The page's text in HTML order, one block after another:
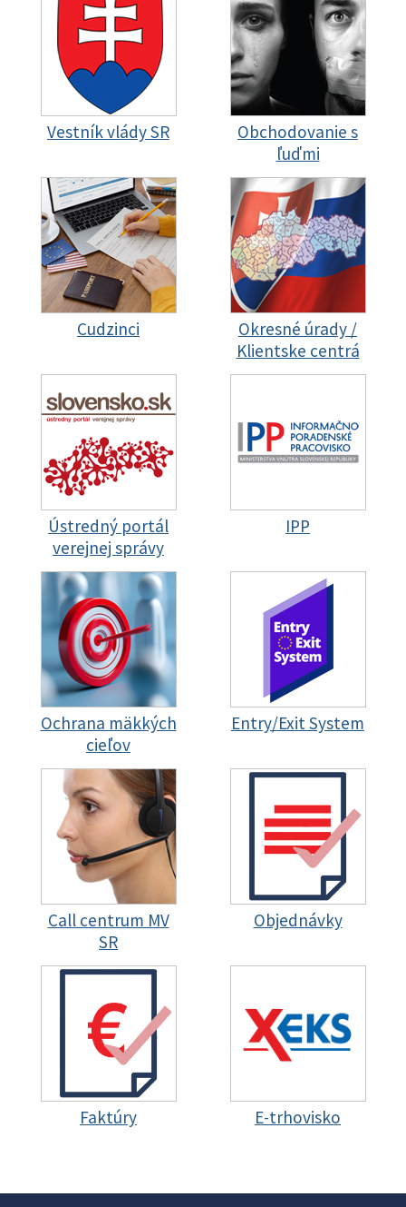
Vestník vlády SR
Obchodovanie s
ľuďmi
Cudzinci
Okresné úrady /
Klientske centrá
Ústredný portál
verejnej správy
IPP
Ochrana mäkkých
cieľov
Entry/Exit System
Call centrum MV
SR
Objednávky
Faktúry E-trhovisko